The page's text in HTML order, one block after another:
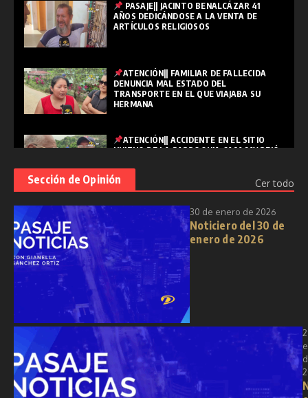
PASAJE|| JACINTO BENALCÁZAR 41
AÑOS DEDICÁNDOSE A LA VENTA DE
ARTÍCULOS RELIGIOSOS
ATENCIÓN|| FAMILIAR DE FALLECIDA
DENUNCIA MAL ESTADO DEL
TRANSPORTE EN EL QUE VIAJABA SU
HERMANA
ATENCIÓN|| ACCIDENTE EN EL SITIO
HUIZHO DE LA PARROQUIA CASACAY DEJÓ
PASAJE|| "SEMANA SANTA: REFLEXIÓN,
RENOVACIÓN Y ESPIRITUALIDAD EN
TIEMPOS MODERNOS"
Sección de Opinión Cer todo
30 de enero de 2026
Noticiero del 30 de
enero de 2026